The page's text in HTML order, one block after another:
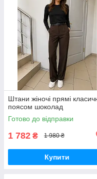
Штани жіночі прямі
поясом шоколад
Готово до відправки
1 782 ₴ 1 980 ₴
Купити